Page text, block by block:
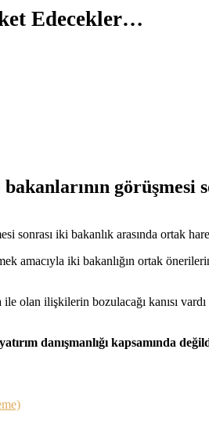
Edecekler…
görüşmesi
sonrası iki bakanlık arasında ortak
amacıyla iki bakanlığın ortak
olan ilişkilerin bozulacağı kanısı
danışmanlığı kapsamında